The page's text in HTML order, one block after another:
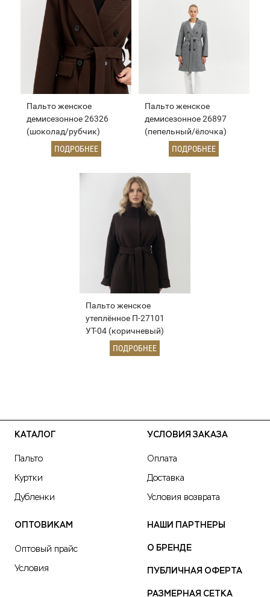
Пальто женское
демисезонное 26326
(шоколад/рубчик)
ПОДРОБНЕЕ
Пальто женское
демисезонное 26897
(пепельный/ёлочка)
ПОДРОБНЕЕ
Пальто женское
утеплённое П-27101
УТ-04 (коричневый)
ПОДРОБНЕЕ
КАТАЛОГ
Пальто
Куртки
Дубленки
УСЛОВИЯ ЗАКАЗА
Оплата
Доставка
Условия возврата
ОПТОВИКАМ
Оптовый прайс
Условия
НАШИ ПАРТНЕРЫ
О БРЕНДЕ
ПУБЛИЧНАЯ ОФЕРТА
РАЗМЕРНАЯ СЕТКА